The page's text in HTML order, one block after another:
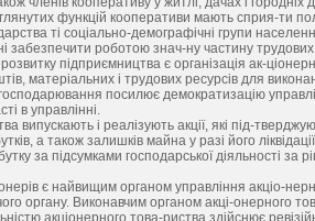
функцій кооперативи мають сприя-ти
ті соціально-демографічні групи
забезпечити роботою знач-ну частину
підприємництва є організація ак-
матеріальних і трудових ресурсів для
посилює демократизацію
в управлінні.
випускають і реалізують акції, які під-
а також залишків майна у разі його
за підсумками господарської діяльності за
є найвищим органом управління акціо-
органу. Виконавчим органом акці-онерного
акціонерного това-риства здійснює